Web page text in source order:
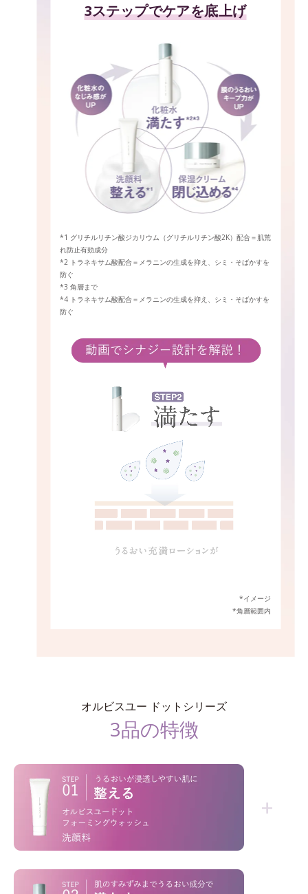
3ステップでケアを底上げ
*1 グリチルリチン酸ジカリウム（グリチルリチン酸2K）配合＝肌荒
れ防止有効成分
*2 トラネキサム酸配合＝メラニンの生成を抑え、シミ・そばかすを
防ぐ
*3 角層まで
*4 トラネキサム酸配合＝メラニンの生成を抑え、シミ・そばかすを
防ぐ
*イメージ
*角層範囲内
オルビスユー ドットシリーズ
3品の特徴
+
「洗うだけ」じゃない！